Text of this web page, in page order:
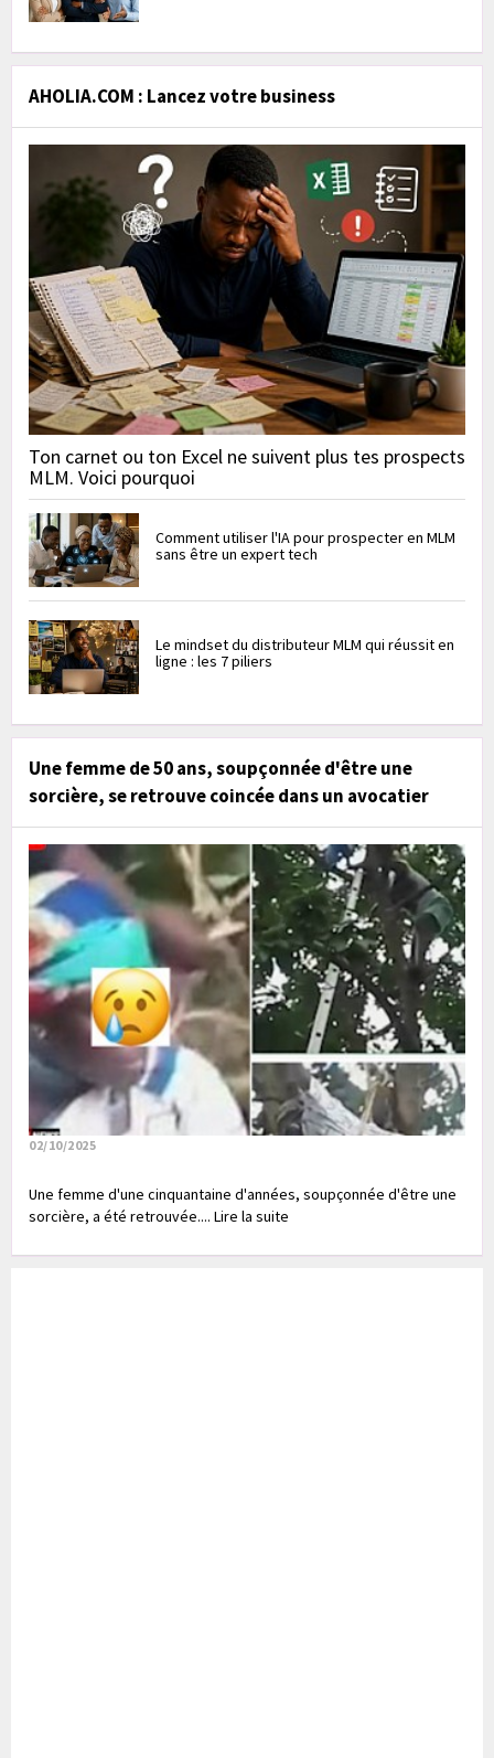
AHOLIA.COM : Lancez votre business
Ton carnet ou ton Excel ne suivent plus tes prospects
MLM. Voici pourquoi
Comment utiliser l'IA pour prospecter en MLM
sans être un expert tech
Le mindset du distributeur MLM qui réussit en
ligne : les 7 piliers
Une femme de 50 ans, soupçonnée d'être une
sorcière, se retrouve coincée dans un avocatier
02/10/2025
Une femme d'une cinquantaine d'années, soupçonnée d'être une
sorcière, a été retrouvée.... Lire la suite